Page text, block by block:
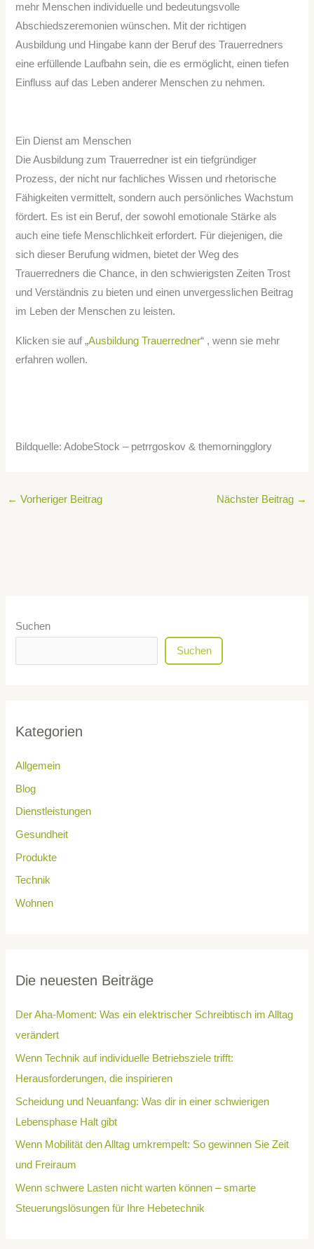
mehr Menschen individuelle und bedeutungsvolle
Abschiedszeremonien wünschen. Mit der richtigen
Ausbildung und Hingabe kann der Beruf des Trauerredners
eine erfüllende Laufbahn sein, die es ermöglicht, einen tiefen
Einfluss auf das Leben anderer Menschen zu nehmen.
Ein Dienst am Menschen
Die Ausbildung zum Trauerredner ist ein tiefgründiger
Prozess, der nicht nur fachliches Wissen und rhetorische
Fähigkeiten vermittelt, sondern auch persönliches Wachstum
fördert. Es ist ein Beruf, der sowohl emotionale Stärke als
auch eine tiefe Menschlichkeit erfordert. Für diejenigen, die
sich dieser Berufung widmen, bietet der Weg des
Trauerredners die Chance, in den schwierigsten Zeiten Trost
und Verständnis zu bieten und einen unvergesslichen Beitrag
im Leben der Menschen zu leisten.
Klicken sie auf „Ausbildung Trauerredner“ , wenn sie mehr
erfahren wollen.
Bildquelle: AdobeStock – petrrgoskov & themorningglory
← Vorheriger Beitrag Nächster Beitrag →
Suchen
Suchen
Kategorien
Allgemein
Blog
Dienstleistungen
Gesundheit
Produkte
Technik
Wohnen
Die neuesten Beiträge
Der Aha-Moment: Was ein elektrischer Schreibtisch im Alltag
verändert
Wenn Technik auf individuelle Betriebsziele trifft:
Herausforderungen, die inspirieren
Scheidung und Neuanfang: Was dir in einer schwierigen
Lebensphase Halt gibt
Wenn Mobilität den Alltag umkrempelt: So gewinnen Sie Zeit
und Freiraum
Wenn schwere Lasten nicht warten können – smarte
Steuerungslösungen für Ihre Hebetechnik